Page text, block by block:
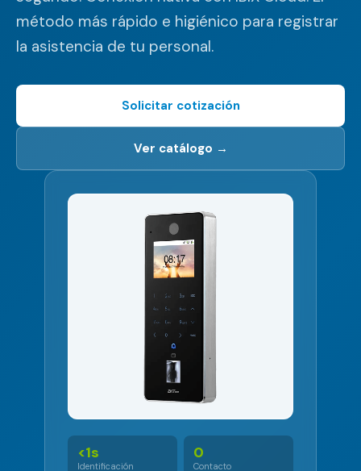
método más rápido e higiénico para registrar
la asistencia de tu personal.
Solicitar cotización
Ver catálogo →
<1s
Identificación
0
Contacto